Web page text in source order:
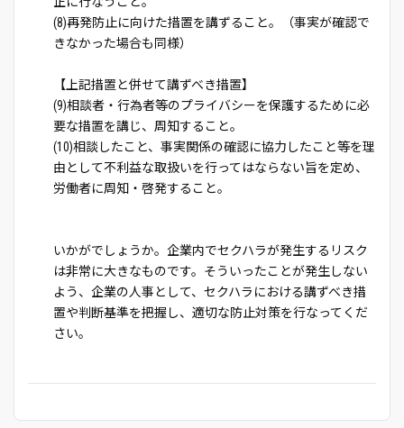
(8)再発防止に向けた措置を講ずること。（事実が確認で
きなかった場合も同様）
【上記措置と併せて講ずべき措置】
(9)相談者・行為者等のプライバシーを保護するために必
要な措置を講じ、周知すること。
(10)相談したこと、事実関係の確認に協力したこと等を理
由として不利益な取扱いを行ってはならない旨を定め、
労働者に周知・啓発すること。
いかがでしょうか。企業内でセクハラが発生するリスク
は非常に大きなものです。そういったことが発生しない
よう、企業の人事として、セクハラにおける講ずべき措
置や判断基準を把握し、適切な防止対策を行なってくだ
さい。